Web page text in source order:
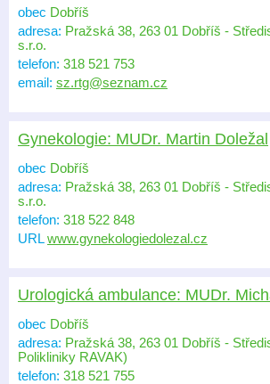
obec Dobříš
adresa: Pražská 38, 263 01 Dobříš -
s.r.o.
telefon: 318 521 753
email: sz.rtg@seznam.cz
Gynekologie: MUDr. Martin Doležal
obec Dobříš
adresa: Pražská 38, 263 01 Dobříš -
s.r.o.
telefon: 318 522 848
URLwww.gynekologiedolezal.cz
Urologická ambulance: MUDr.
obec Dobříš
adresa: Pražská 38, 263 01 Dobříš -
Polikliniky RAVAK)
telefon: 318 521 755